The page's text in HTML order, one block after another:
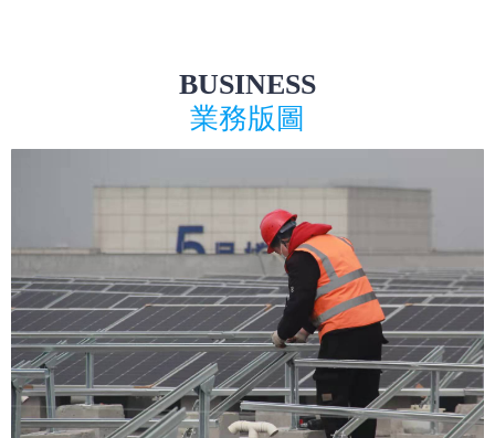
BUSINESS
業務版圖